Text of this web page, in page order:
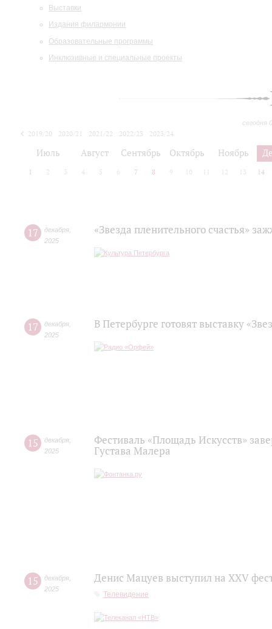
Выставки
Издания филармонии
Образовательные программы
Инклюзивные и специальные проекты
сегодня
2019/20 2020/21 2021/22 2022/23
2023/24
Июль Август Сентябрь Октябрь Ноябрь
1 2 3 4 5 6 7 8 9 10 12 13 14
17 декабря
2025
«Звезда пленительного счастья»
17 декабря
2025
В Петербурге готовят выставку
15 декабря
2025
Фестиваль «Площадь Искусств»
Густава Малера
15 декабря
2025
Денис Мацуев выступил на XXV
Телевидение